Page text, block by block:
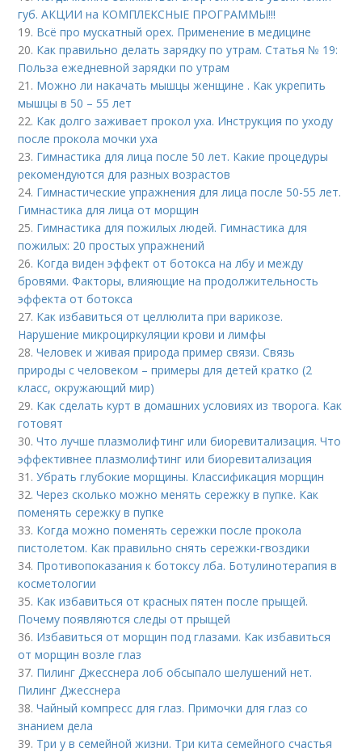
губ. АКЦИИ на КОМПЛЕКСНЫЕ ПРОГРАММЫ!!!
19. Всё про мускатный орех. Применение в медицине
20. Как правильно делать зарядку по утрам. Статья № 19:
Польза ежедневной зарядки по утрам
21. Можно ли накачать мышцы женщине . Как укрепить
мышцы в 50 – 55 лет
22. Как долго заживает прокол уха. Инструкция по уходу
после прокола мочки уха
23. Гимнастика для лица после 50 лет. Какие процедуры
рекомендуются для разных возрастов
24. Гимнастические упражнения для лица после 50-55 лет.
Гимнастика для лица от морщин
25. Гимнастика для пожилых людей. Гимнастика для
пожилых: 20 простых упражнений
26. Когда виден эффект от ботокса на лбу и между
бровями. Факторы, влияющие на продолжительность
эффекта от ботокса
27. Как избавиться от целлюлита при варикозе.
Нарушение микроциркуляции крови и лимфы
28.Человек и живая природа пример связи. Связь
природы с человеком – примеры для детей кратко (2
класс, окружающий мир)
29. Как сделать курт в домашних условиях из творога. Как
готовят
30.Что лучше плазмолифтинг или биоревитализация. Что
эффективнее плазмолифтинг или биоревитализация
31.Убрать глубокие морщины. Классификация морщин
32.Через сколько можно менять сережку в пупке. Как
поменять сережку в пупке
33. Когда можно поменять сережки после прокола
пистолетом. Как правильно снять сережки-гвоздики
34. Противопоказания к ботоксу лба. Ботулинотерапия в
косметологии
35. Как избавиться от красных пятен после прыщей.
Почему появляются следы от прыщей
36. Избавиться от морщин под глазами. Как избавиться
от морщин возле глаз
37. Пилинг Джесснера лоб обсыпало шелушений нет.
Пилинг Джесснера
38.Чайный компресс для глаз. Примочки для глаз со
знанием дела
39. Три у в семейной жизни. Три кита семейного счастья